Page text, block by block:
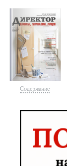
Содержание